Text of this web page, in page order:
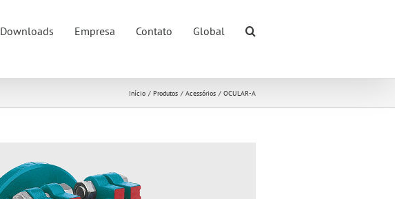
Downloads Empresa Contato Global
Início Produtos Acessórios OCULAR-A